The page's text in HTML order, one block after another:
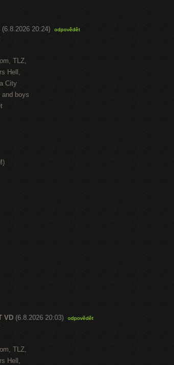
(6.8.2026 20:24) odpovědět
TLZ,
Hell,
City
and boys
VD (6.8.2026 20:03) odpovědět
TLZ,
Hell,